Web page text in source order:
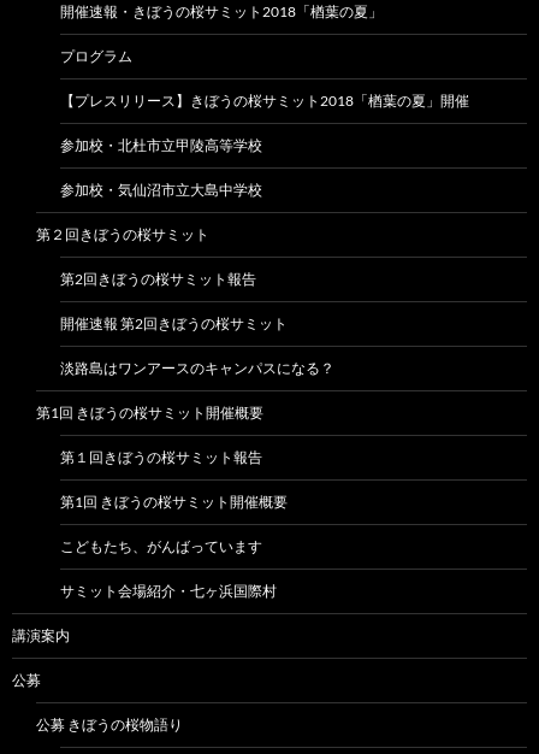
開催速報・きぼうの桜サミット2018「楢葉の夏」
プログラム
【プレスリリース】きぼうの桜サミット2018「楢葉の夏」開催
参加校・北杜市立甲陵高等学校
参加校・気仙沼市立大島中学校
第２回きぼうの桜サミット
第2回きぼうの桜サミット報告
開催速報 第2回きぼうの桜サミット
淡路島はワンアースのキャンパスになる？
第1回 きぼうの桜サミット開催概要
第１回きぼうの桜サミット報告
第1回 きぼうの桜サミット開催概要
こどもたち、がんばっています
サミット会場紹介・七ヶ浜国際村
講演案内
公募
公募 きぼうの桜物語り